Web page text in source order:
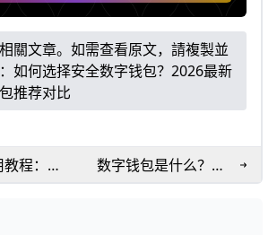
關文章。如需查看原文，請複製並
如何选择安全数字钱包？2026最新
推荐对比
程：从
文掌握
数字钱包是什么？新
手必看的完整使用指